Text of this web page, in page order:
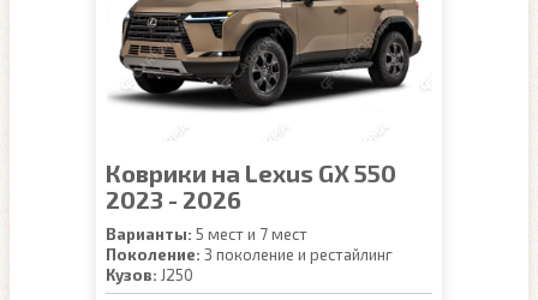
Коврики на Lexus GX 550
2023 - 2026
Варианты: 5 мест и 7 мест
Поколение: 3 поколение и рестайлинг
Кузов: J250